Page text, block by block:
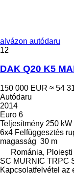
alvázon autódaru
12
DAK Q20 K5
150 000 EUR ≈ 54
Autódaru
2014
Euro 6
Teljesítmény 250
6x4 Felfüggesztés
magasság 30 m
Románia, Ploiești
SC MURNIC TRPC
Kapcsolatfelvétel az